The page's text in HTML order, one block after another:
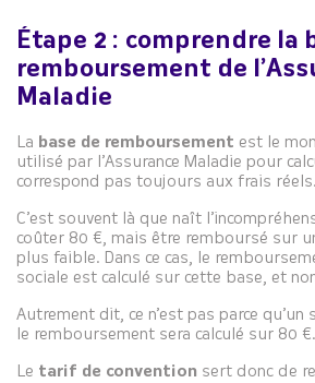
Étape 2 : comprendre la
remboursement de
Maladie
La base de remboursement est le
utilisé par l’Assurance Maladie pour
correspond pas toujours aux frais réels.
C’est souvent là que naît
coûter 80 €, mais être remboursé sur
plus faible. Dans ce cas, le
sociale est calculé sur cette base, et
Autrement dit, ce n’est pas parce
le remboursement sera calculé sur 80 €.
Le tarif de convention sert donc de